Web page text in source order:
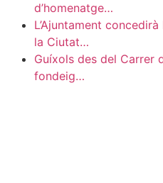
d’homenatge…
L’Ajuntament
la Ciutat…
Guíxols des del Carrer
fondeig…